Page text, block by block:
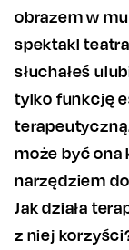
obrazem w
spektakl
słuchałeś
tylko funkcję
może być ona
narzędziem
Jak działa
z niej